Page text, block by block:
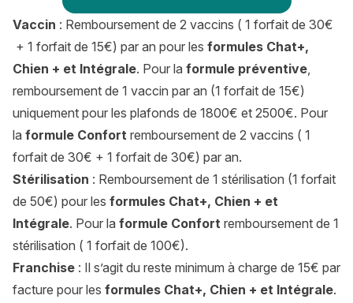
Vaccin : Remboursement de 2 vaccins ( 1 forfait de 30€
+ 1 forfait de 15€) par an pour les formules Chat+,
Chien + et Intégrale. Pour la formule préventive,
remboursement de 1 vaccin par an (1 forfait de 15€)
uniquement pour les plafonds de 1800€ et 2500€. Pour
la formule Confort remboursement de 2 vaccins ( 1
forfait de 30€ + 1 forfait de 30€) par an.
Stérilisation : Remboursement de 1 stérilisation (1 forfait
de 50€) pour les formules Chat+, Chien + et
Intégrale. Pour la formule Confort remboursement de 1
stérilisation ( 1 forfait de 100€).
Franchise : Il s’agit du reste minimum à charge de 15€ par
facture pour les formules Chat+, Chien + et Intégrale.